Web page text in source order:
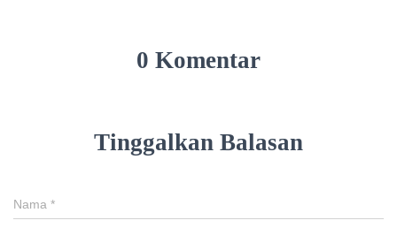
0 Komentar
Tinggalkan Balasan
Nama *